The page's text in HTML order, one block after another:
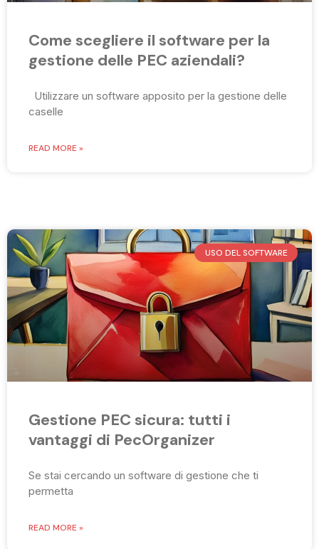
Come scegliere il software per la
gestione delle PEC aziendali?
Utilizzare un software apposito per la gestione delle
caselle
READ MORE »
USO DEL SOFTWARE
Gestione PEC sicura: tutti i
vantaggi di PecOrganizer
Se stai cercando un software di gestione che ti
permetta
READ MORE »